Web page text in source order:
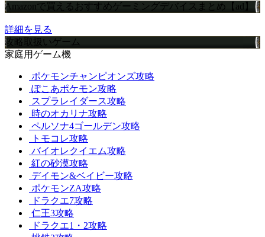
Amazonで買えるおすすめゲーミングデバイスまとめ【ad】
詳細を見る
攻略取扱いゲーム
家庭用ゲーム機
ポケモンチャンピオンズ攻略
ぽこあポケモン攻略
スプラレイダース攻略
時のオカリナ攻略
ペルソナ4ゴールデン攻略
トモコレ攻略
バイオレクイエム攻略
紅の砂漠攻略
デイモン&ベイビー攻略
ポケモンZA攻略
ドラクエ7攻略
仁王3攻略
ドラクエ1・2攻略